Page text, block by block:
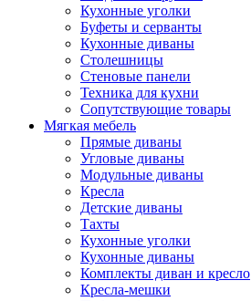
Кухонные уголки
Буфеты и серванты
Кухонные диваны
Столешницы
Стеновые панели
Техника для кухни
Сопутствующие товары
Мягкая мебель
Прямые диваны
Угловые диваны
Модульные диваны
Кресла
Детские диваны
Тахты
Кухонные уголки
Кухонные диваны
Комплекты диван и кресло
Кресла-мешки